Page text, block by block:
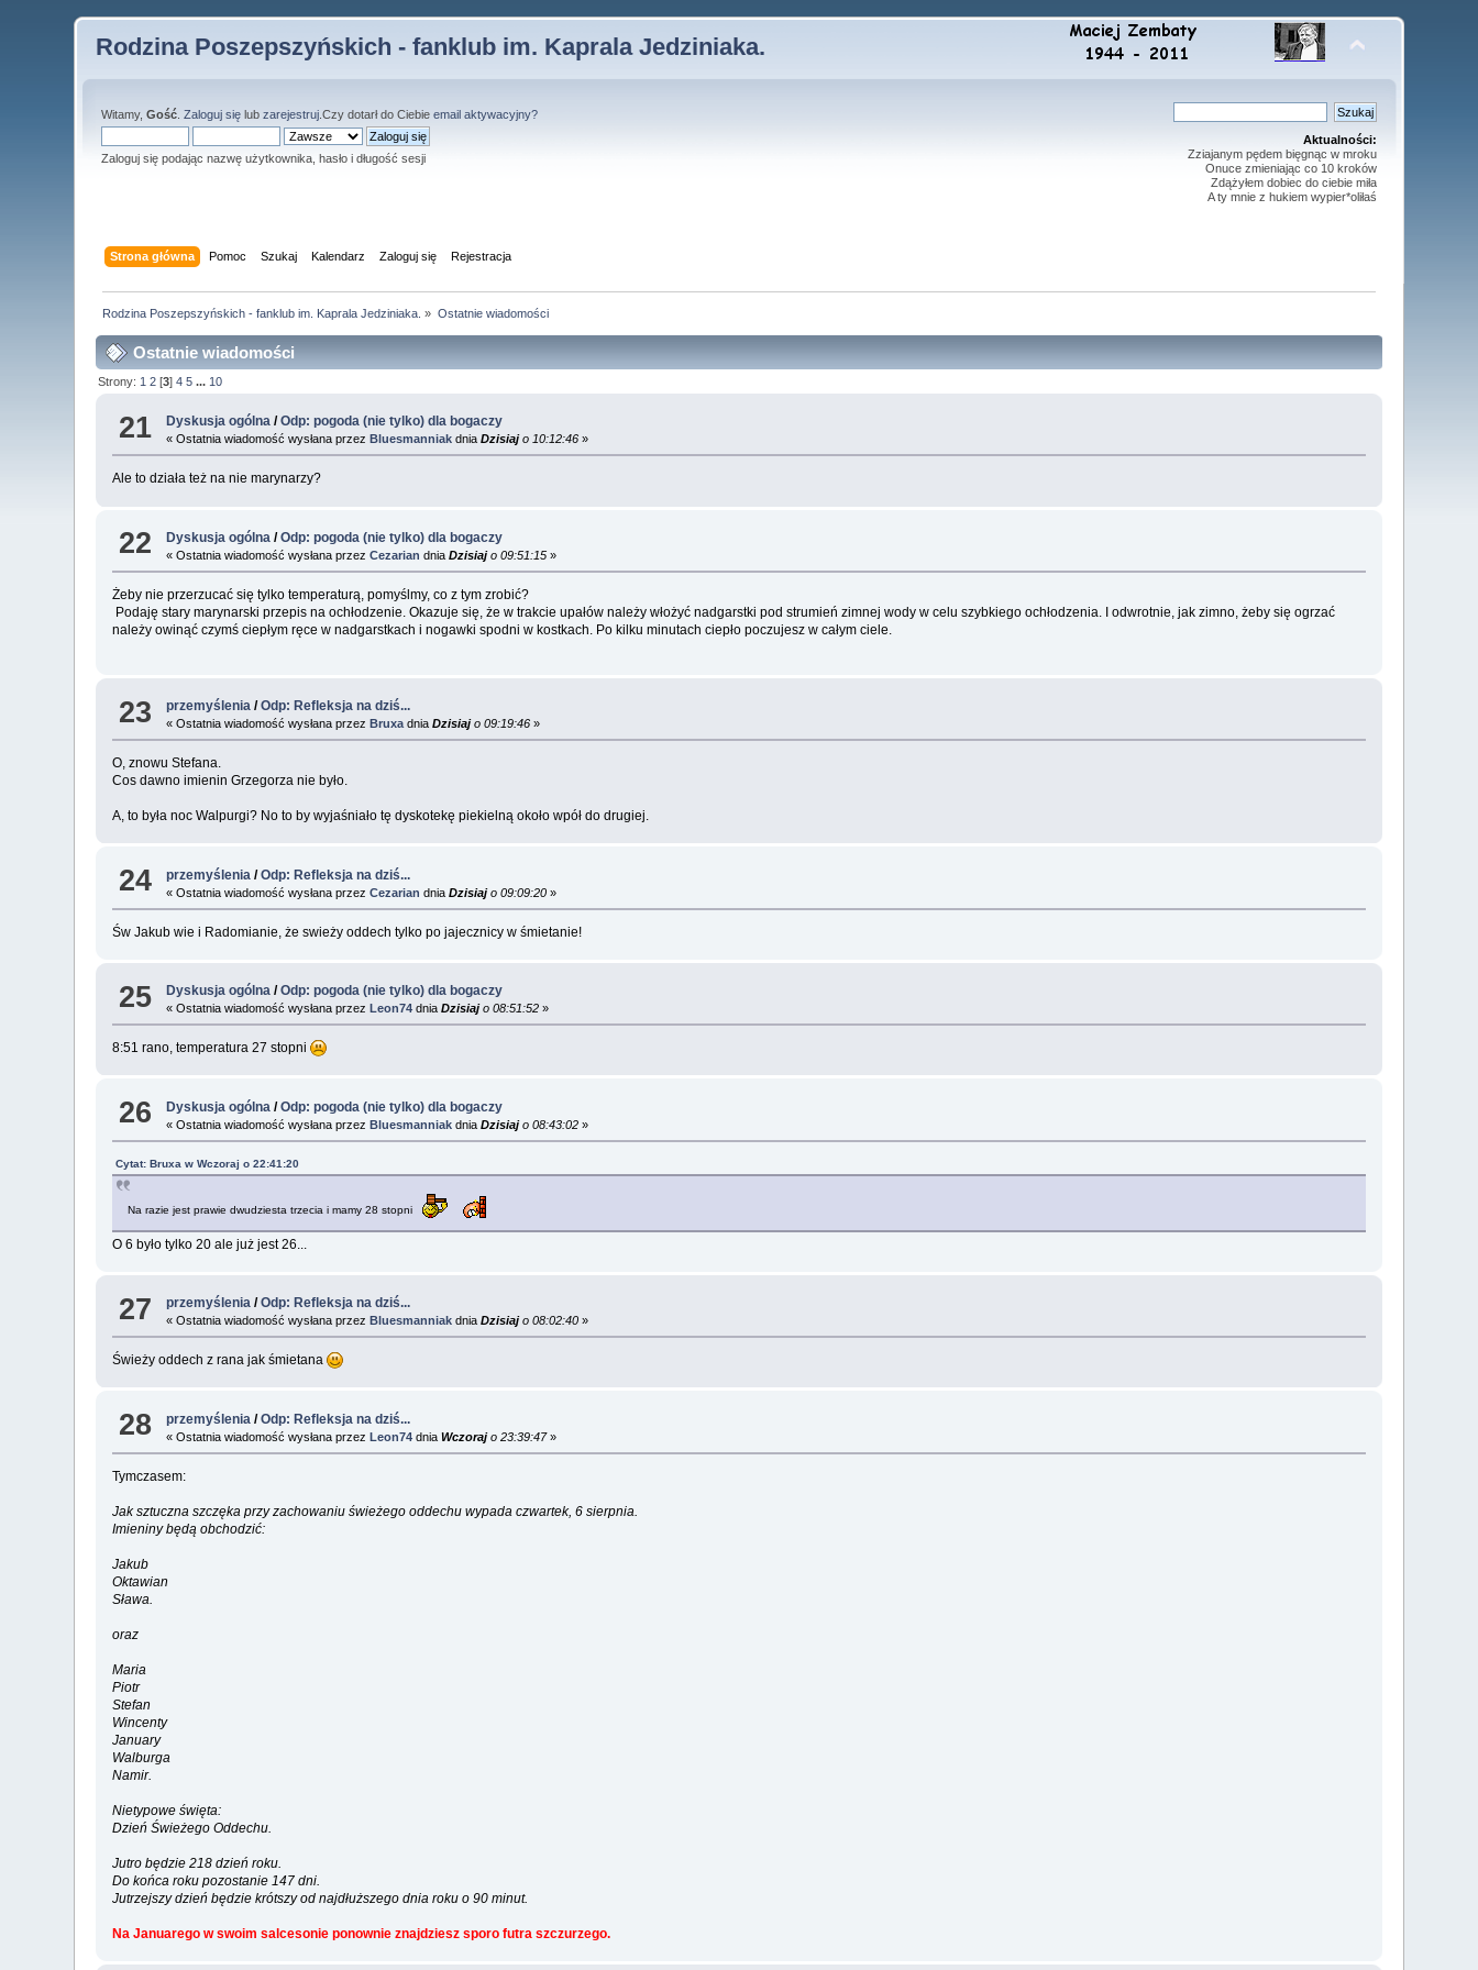
Rodzina Poszepszyńskich - fanklub im. Kaprala Jedziniaka.
Witamy,Gość .Zaloguj się lubzarejestruj .Czy dotarł do Ciebieemail aktywacyjny?
Zaloguj się podając nazwę użytkownika, hasło i długość sesji
Aktualności:
Zziajanym pędem bięgnąc w mroku
Onuce zmieniając co 10 kroków
Zdążyłem dobiec do ciebie miła
A ty mnie z hukiem wypier*oliłaś
Strona główna Pomoc Szukaj Kalendarz Zaloguj się Rejestracja
Rodzina Poszepszyńskich - fanklub im. Kaprala Jedziniaka. » Ostatnie wiadomości
Ostatnie wiadomości
Strony: 1 2 [3]4 5 ... 10
21 Dyskusja ogólna /Odp: pogoda (nie tylko) dla bogaczy
« Ostatnia wiadomość wysłana przez Bluesmanniak dnia Dzisiajo 10:12:46 »
Ale to działa też na nie marynarzy?
22 Dyskusja ogólna /Odp: pogoda (nie tylko) dla bogaczy
« Ostatnia wiadomość wysłana przezCezarian dnia Dzisiajo 09:51:15 »
Żeby nie przerzucać się tylko temperaturą, pomyślmy, co z tym zrobić?
Podaję stary marynarski przepis na ochłodzenie. Okazuje się, że w trakcie upałów należy włożyć nadgarstki pod strumień zimnej wody w celu szybkiego ochłodzenia. I odwrotnie, jak zimno, żeby się ogrzać
należy owinąć czymś ciepłym ręce w nadgarstkach i nogawki spodni w kostkach. Po kilku minutach ciepło poczujesz w całym ciele.
23 przemyślenia /Odp: Refleksja na dziś...
« Ostatnia wiadomość wysłana przez Bruxa dnia Dzisiajo 09:19:46 »
O, znowu Stefana.
Cos dawno imienin Grzegorza nie było.
A, to była noc Walpurgi? No to by wyjaśniało tę dyskotekę piekielną około wpół do drugiej.
24 przemyślenia /Odp: Refleksja na dziś...
« Ostatnia wiadomość wysłana przezCezarian dnia Dzisiajo 09:09:20 »
Św Jakub wie i Radomianie, że swieży oddech tylko po jajecznicy w śmietanie!
25 Dyskusja ogólna /Odp: pogoda (nie tylko) dla bogaczy
« Ostatnia wiadomość wysłana przezLeon74 dnia Dzisiajo 08:51:52 »
8:51 rano, temperatura 27 stopni
26 Dyskusja ogólna /Odp: pogoda (nie tylko) dla bogaczy
« Ostatnia wiadomość wysłana przezBluesmanniak dnia Dzisiajo 08:43:02 »
Cytat: Bruxa wWczoraj o 22:41:20
Na razie jest prawie dwudziesta trzecia i mamy 28 stopni
O 6 było tylko 20 ale już jest 26...
27 przemyślenia /Odp: Refleksja na dziś...
« Ostatnia wiadomość wysłana przezBluesmanniak dnia Dzisiajo 08:02:40 »
Świeży oddech z rana jak śmietana
28 przemyślenia /Odp: Refleksja na dziś...
« Ostatnia wiadomość wysłana przezLeon74 dnia Wczorajo 23:39:47»
Tymczasem:
Jak sztuczna szczęka przy zachowaniu świeżego oddechu wypada czwartek, 6 sierpnia.
Imieniny będą obchodzić:
Jakub
Oktawian
Sława.
oraz
Maria
Piotr
Stefan
Wincenty
January
Walburga
Namir.
Nietypowe święta:
Dzień Świeżego Oddechu.
Jutro będzie 218 dzień roku.
Do końca roku pozostanie 147 dni.
Jutrzejszy dzień będzie krótszy od najdłuższego dnia roku o 90 minut.
Na Januarego w swoim salcesonie ponownie znajdziesz sporo futra szczurzego.